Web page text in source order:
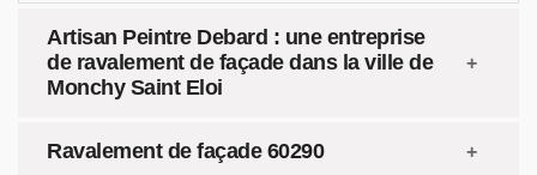
Artisan Peintre Debard : une entreprise
de ravalement de façade dans la ville de
Monchy Saint Eloi
Ravalement de façade 60290